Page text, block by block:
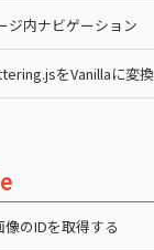
ジ内ナビゲーション
をVanillaに変換
のIDを取得する